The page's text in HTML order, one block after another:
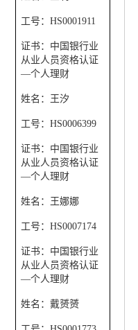
工号：HS0001911
证书：中国银行业
从业人员资格认证
—个人理财
姓名：王汐
工号：HS0006399
证书：中国银行业
从业人员资格认证
—个人理财
姓名：王娜娜
工号：HS0007174
证书：中国银行业
从业人员资格认证
—个人理财
姓名：戴赟赟